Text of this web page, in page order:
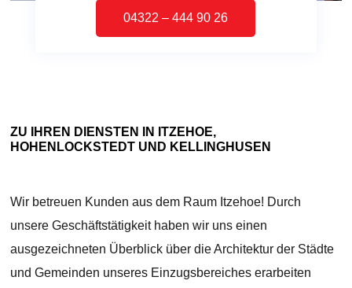
04322 – 444 90 26
ZU IHREN DIENSTEN IN ITZEHOE,
HOHENLOCKSTEDT UND KELLINGHUSEN
Wir betreuen Kunden aus dem Raum Itzehoe! Durch
unsere Geschäftstätigkeit haben wir uns einen
ausgezeichneten Überblick über die Architektur der Städte
und Gemeinden unseres Einzugsbereiches erarbeiten